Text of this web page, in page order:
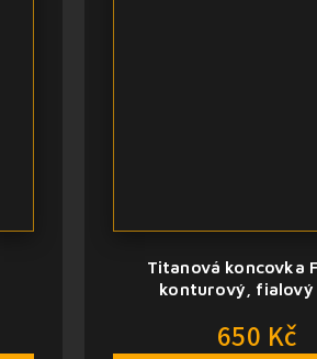
Titanová koncovka
konturový, fialový
650 Kč